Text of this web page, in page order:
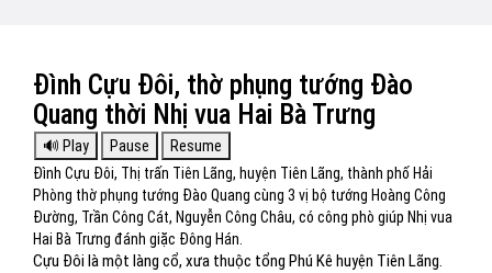
Đình Cựu Đôi, thờ phụng tướng Đào
Quang thời Nhị vua Hai Bà Trưng
Đình Cựu Đôi, Thị trấn Tiên Lãng, huyện Tiên Lãng, thành phố Hải
Phòng thờ phụng tướng Đào Quang cùng 3 vị bộ tướng Hoàng Công
Đường, Trần Công Cát, Nguyễn Công Châu, có công phò giúp Nhị vua
Hai Bà Trưng đánh giặc Đông Hán.
Cựu Đôi là một làng cổ, xưa thuộc tổng Phú Kê huyện Tiên Lãng.